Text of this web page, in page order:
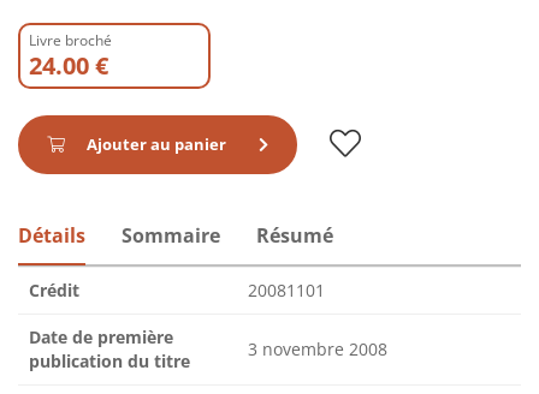
Livre broché
24.00 €
Ajouter au panier
Détails Sommaire Résumé
Crédit 20081101
Date de première
publication du titre
3 novembre 2008